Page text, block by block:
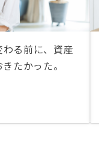
る前に、資産
たかった。